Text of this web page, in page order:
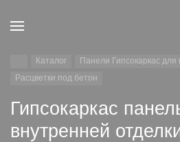
Каталог
Панели Гипсокаркас для
Расцветки под бетон
Гипсокаркас
внутренней